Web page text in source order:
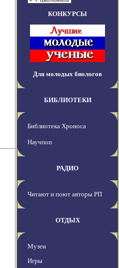
КОНКУРСЫ
Для молодых биологов
БИБЛИОТЕКИ
Библиотека Хроноса
Научпоп
РАДИО
Читают и поют авторы РП
ОТДЫХ
Музеи
Игры